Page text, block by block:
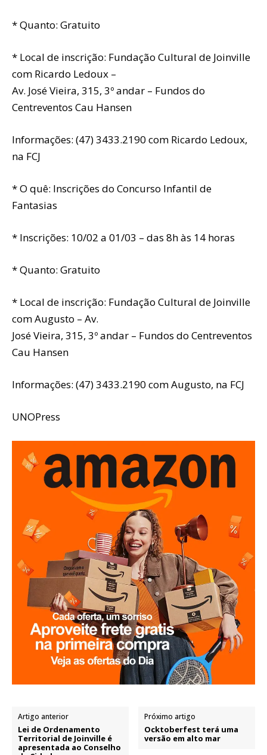
* Quanto: Gratuito
* Local de inscrição: Fundação Cultural de Joinville
com Ricardo Ledoux –
Av. José Vieira, 315, 3º andar – Fundos do
Centreventos Cau Hansen
Informações: (47) 3433.2190 com Ricardo Ledoux,
na FCJ
* O quê: Inscrições do Concurso Infantil de
Fantasias
* Inscrições: 10/02 a 01/03 – das 8h às 14 horas
* Quanto: Gratuito
* Local de inscrição: Fundação Cultural de Joinville
com Augusto – Av.
José Vieira, 315, 3º andar – Fundos do Centreventos
Cau Hansen
Informações: (47) 3433.2190 com Augusto, na FCJ
UNOPress
Artigo anterior
Lei de Ordenamento
Territorial de Joinville é
apresentada ao Conselho
Próximo artigo
Ocktoberfest terá uma
versão em alto mar